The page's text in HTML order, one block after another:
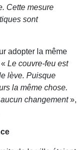
Cette mesure
sont
adopter la même
Le couvre-feu est
lève. Puisque
la même chose.
aucun changement»,